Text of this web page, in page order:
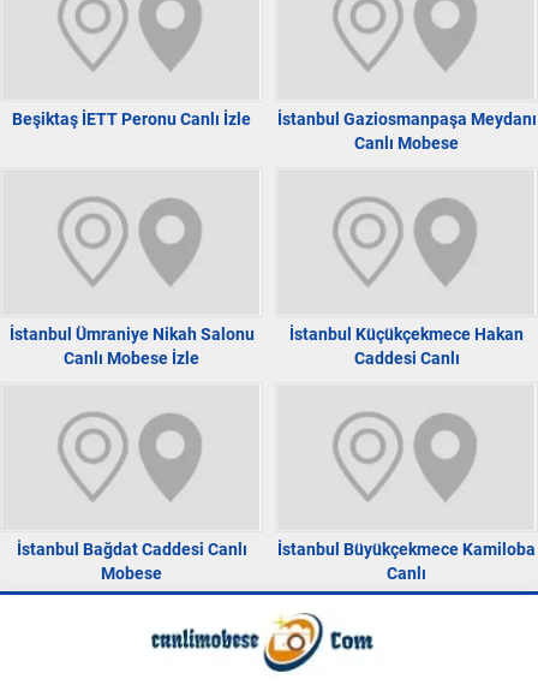
Beşiktaş İETT Peronu Canlı İzle
İstanbul Gaziosmanpaşa Meydanı
Canlı Mobese
İstanbul Ümraniye Nikah Salonu
Canlı Mobese İzle
İstanbul Küçükçekmece Hakan
Caddesi Canlı
İstanbul Bağdat Caddesi Canlı
Mobese
İstanbul Büyükçekmece Kamiloba
Canlı